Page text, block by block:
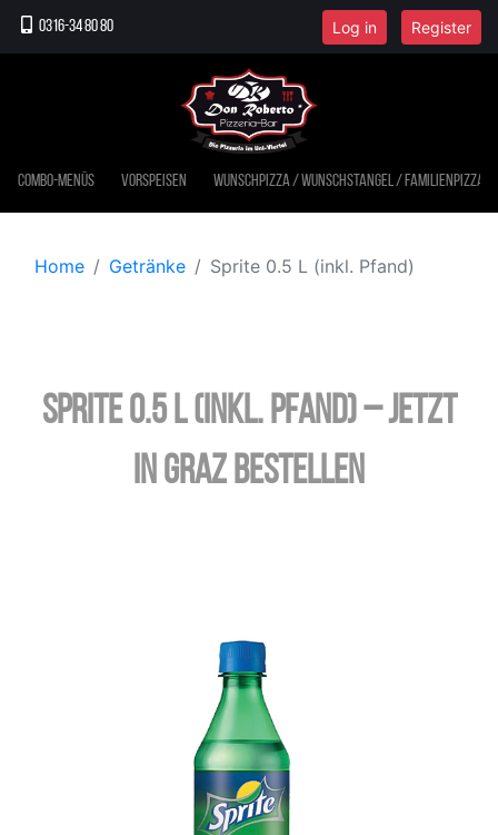
0316-34 80 80 Log in Register
Combo-Menüs Vorspeisen Wunschpizza / Wunschstangel / Familienpizza
Home Getränke Sprite 0.5 L (inkl. Pfand)
Sprite 0.5 L (inkl. Pfand) – jetzt
in Graz bestellen